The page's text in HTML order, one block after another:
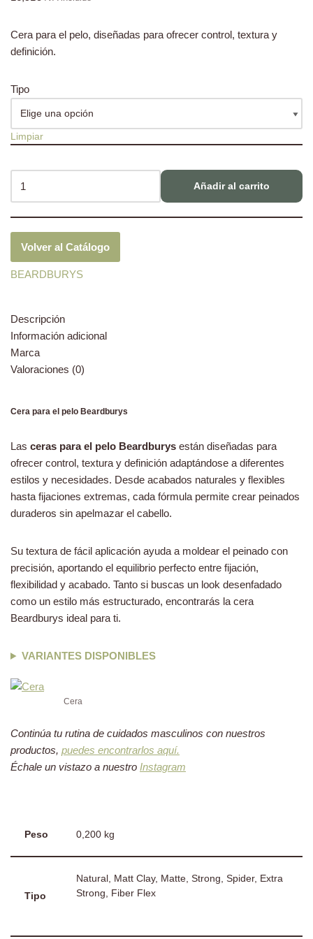
Cera para el pelo, diseñadas para ofrecer control, textura y
definición.
Tipo
Limpiar
Añadir al carrito
Volver al Catálogo
BEARDBURYS
Descripción
Información adicional
Marca
Valoraciones (0)
Cera para el pelo Beardburys
Las ceras para el pelo Beardburys están diseñadas para
ofrecer control, textura y definición adaptándose a diferentes
estilos y necesidades. Desde acabados naturales y flexibles
hasta fijaciones extremas, cada fórmula permite crear peinados
duraderos sin apelmazar el cabello.
Su textura de fácil aplicación ayuda a moldear el peinado con
precisión, aportando el equilibrio perfecto entre fijación,
flexibilidad y acabado. Tanto si buscas un look desenfadado
como un estilo más estructurado, encontrarás la cera
Beardburys ideal para ti.
VARIANTES DISPONIBLES
Cera
Continúa tu rutina de cuidados masculinos con nuestros
productos, puedes encontrarlos aquí.
Échale un vistazo a nuestro Instagram
Peso 0,200 kg
Tipo
Natural, Matt Clay, Matte, Strong, Spider, Extra
Strong, Fiber Flex